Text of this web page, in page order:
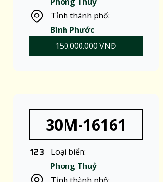
Tỉnh thành phố:
Bình Phước
150.000.000 VNĐ
30M-16161
Loại biển:
Phong Thuỷ